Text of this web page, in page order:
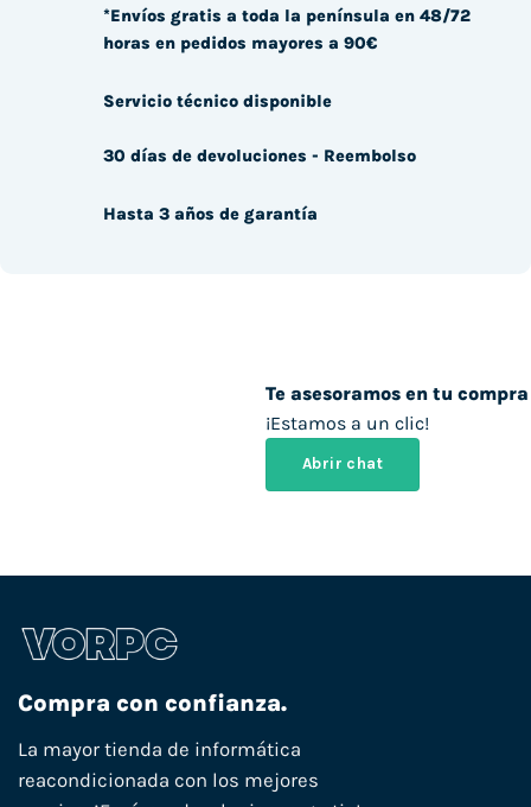
Te asesoramos en tu compra
¡Estamos a un clic!
Abrir chat
*Envíos gratis a toda la península en 48/72
horas en pedidos mayores a 90€
Servicio técnico disponible
30 días de devoluciones - Reembolso
Hasta 3 años de garantía
Compra con confianza.
La mayor tienda de informática
reacondicionada con los mejores